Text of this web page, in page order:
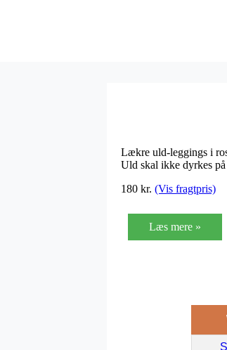
Lækre uld-leggings i
Uld skal ikke dyrkes på
180 kr. (Vis fragtpris)
Læs mere »